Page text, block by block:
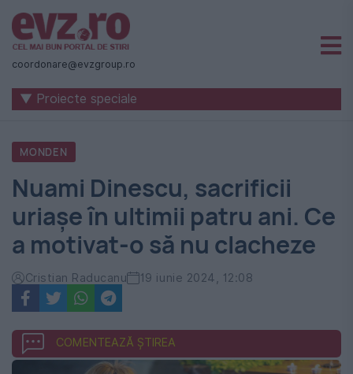
Știri
naționale
internaționale
România
-
Evenimentul
Zilei
coordonare@evzgroup.ro
▼ Proiecte speciale
MONDEN
Nuami Dinescu, sacrificii
uriașe în ultimii patru ani. Ce
a motivat-o să nu clacheze
Cristian Raducanu 19 iunie 2024, 12:08
COMENTEAZĂ ȘTIREA